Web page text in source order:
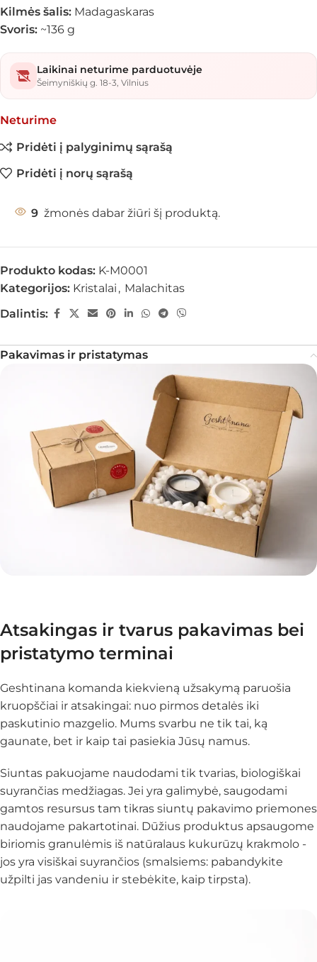
Kilmės šalis: Madagaskaras
Svoris: ~136 g
Laikinai neturime parduotuvėje
Šeimyniškių g. 18-3, Vilnius
Neturime
Pridėti į palyginimų sąrašą
Pridėti į norų sąrašą
9 žmonės dabar žiūri šį produktą.
Produkto kodas: K-M0001
Kategorijos: Kristalai , Malachitas
Dalintis:
Pakavimas ir pristatymas
Atsakingas ir tvarus pakavimas bei
pristatymo terminai
Geshtinana komanda kiekvieną užsakymą paruošia
kruopščiai ir atsakingai: nuo pirmos detalės iki
paskutinio mazgelio. Mums svarbu ne tik tai, ką
gaunate, bet ir kaip tai pasiekia Jūsų namus.
Siuntas pakuojame naudodami tik tvarias, biologiškai
suyrančias medžiagas. Jei yra galimybė, saugodami
gamtos resursus tam tikras siuntų pakavimo priemones
naudojame pakartotinai. Dūžius produktus apsaugome
biriomis granulėmis iš natūralaus kukurūzų krakmolo -
jos yra visiškai suyrančios (smalsiems: pabandykite
užpilti jas vandeniu ir stebėkite, kaip tirpsta).